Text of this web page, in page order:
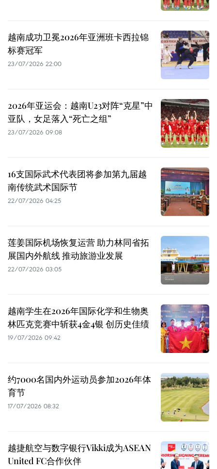
越南成功卫冕2026年亚洲班卡西拉锦
标赛冠军
23/07/2026 22:00
2026年亚运会：越南U23对阵“克星”中
亚队，女足落入“死亡之组”
23/07/2026 09:08
16支国际武术代表团将参加第九届越
南传统武术国际节
22/07/2026 04:25
莲姜国际机场恢复运营 助力林同省拓
展国内外航线 推动旅游业发展
22/07/2026 03:05
越南学生在2026年国际化学和生物奥
林匹克竞赛中斩获4金4银 创历史佳绩
19/07/2026 09:42
约7000名国内外运动员参加2026年体
育节
17/07/2026 08:32
越捷航空与数字银行Vikki成为ASEAN
United FC合作伙伴